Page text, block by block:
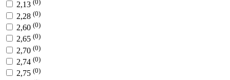
2,13 (0)
2,28 (0)
2,60 (0)
2,65 (0)
2,70 (0)
2,74 (0)
2,75 (0)